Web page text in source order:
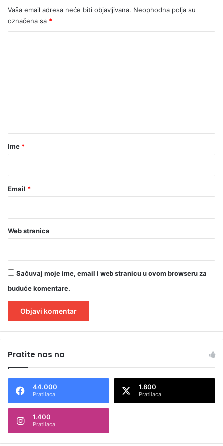
Vaša email adresa neće biti objavljivana. Neophodna polja su
označena sa *
rIme *
Email *
Web stranica
Sačuvaj moje ime, email i web stranicu u ovom browseru za
buduće komentare.
t
n
t
Pratite nas na
44.000
Pratilaca
1.800
Pratilaca
1.400
Pratilaca